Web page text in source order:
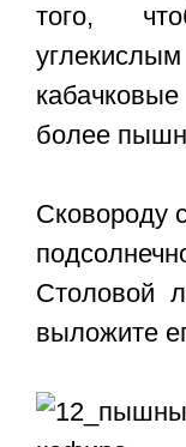
того,
более
Сковороду
Столовой
выложите